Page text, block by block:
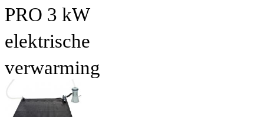
PRO 3 kW
elektrische
verwarming